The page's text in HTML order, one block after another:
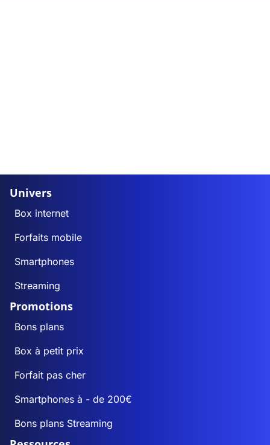
Univers
Box internet
Forfaits mobile
Smartphones
Streaming
Promotions
Bons plans
Box à petit prix
Forfait pas cher
Smartphones à - de 200€
Bons plans Streaming